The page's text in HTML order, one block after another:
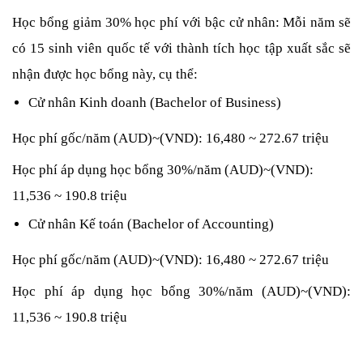
Học bổng giảm 30% học phí với bậc cử nhân: Mỗi năm sẽ
có 15 sinh viên quốc tế với thành tích học tập xuất sắc sẽ
nhận được học bổng này, cụ thể:
Cử nhân Kinh doanh (Bachelor of Business)
Học phí gốc/năm (AUD)~(VND): 16,480 ~ 272.67 triệu
Học phí áp dụng học bổng 30%/năm (AUD)~(VND):
11,536 ~ 190.8 triệu
Cử nhân Kế toán (Bachelor of Accounting)
Học phí gốc/năm (AUD)~(VND): 16,480 ~ 272.67 triệu
Học phí áp dụng học bổng 30%/năm (AUD)~(VND):
11,536 ~ 190.8 triệu